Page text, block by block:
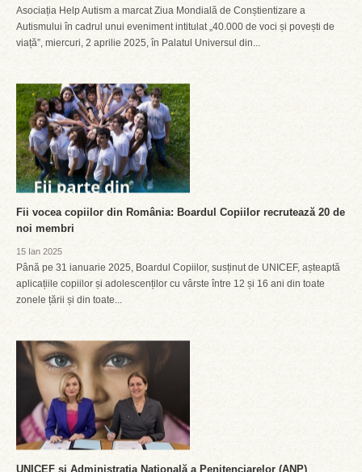
Asociația Help Autism a marcat Ziua Mondială de Conștientizare a
Autismului în cadrul unui eveniment intitulat „40.000 de voci și povești de
viață”, miercuri, 2 aprilie 2025, în Palatul Universul din...
Fii vocea copiilor din România: Boardul Copiilor recrutează 20 de
noi membri
15 Ian 2025
Până pe 31 ianuarie 2025, Boardul Copiilor, susținut de UNICEF, așteaptă
aplicațiile copiilor și adolescenților cu vârste între 12 și 16 ani din toate
zonele țării și din toate...
UNICEF și Administrația Națională a Penitenciarelor (ANP)